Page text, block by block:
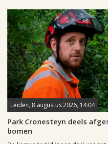
Leiden, 8 augustus 2026, 14:04
Park Cronesteyn deels
bomen